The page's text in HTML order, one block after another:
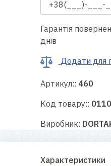
поради
Контакти
Про
Гарантія
днів
Додати для
Артикул:: 460
Код товару::
Виробник:
Характеристики